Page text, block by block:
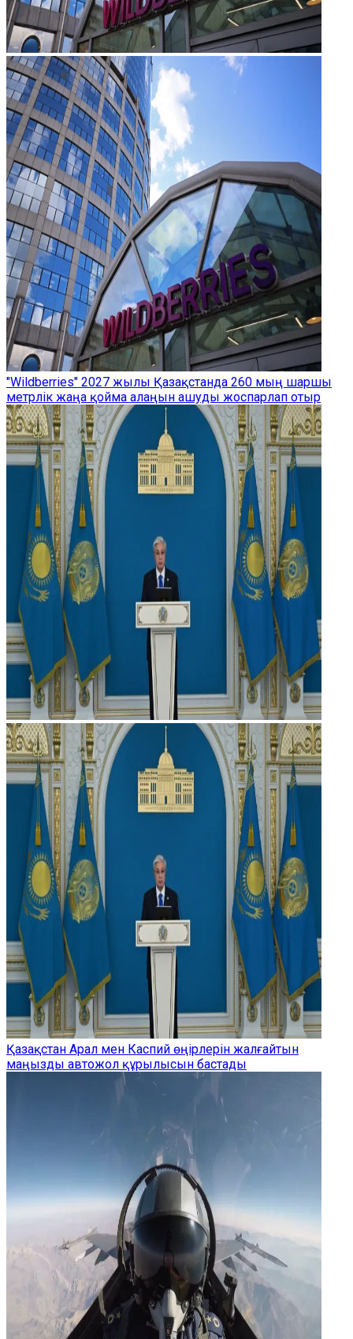
"Wildberries" 2027 жылы Қазақстанда 260 мың шаршы
метрлік жаңа қойма алаңын ашуды жоспарлап отыр
Қазақстан Арал мен Каспий өңірлерін жалғайтын
маңызды автожол құрылысын бастады